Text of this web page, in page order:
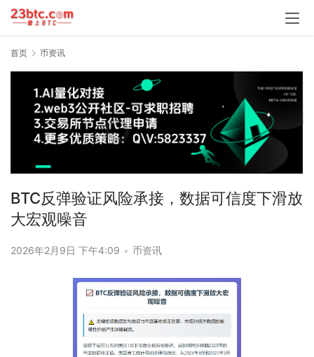
首页 币资讯
BTC反弹验证风险承接，数据可信度下滑放
大宏观噪音
2026年2月9日 下午4:09 • 币资讯